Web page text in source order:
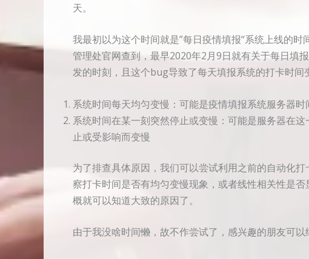
天。
我最初以为这个时间就是”每日疫情填报“系统上线的
管理处官网查到，最早2020年2月9日就有关于每日填
发的时刻，且这个bug导致了每天填报系统的打卡时间
系统时间每天均匀变慢：可能是疫情填报系统服务器
系统时间在某一刻突然停止或变慢：可能是服务器在
止或受影响而变慢
为了排查具体原因，我们可以尝试利用之前的自动化
察打卡时间是否有均匀变慢现象，或者线性相关性是
概就可以知道大致的原因了。
由于我没啥时间懒 ，故不作尝试了，感兴趣的朋友可